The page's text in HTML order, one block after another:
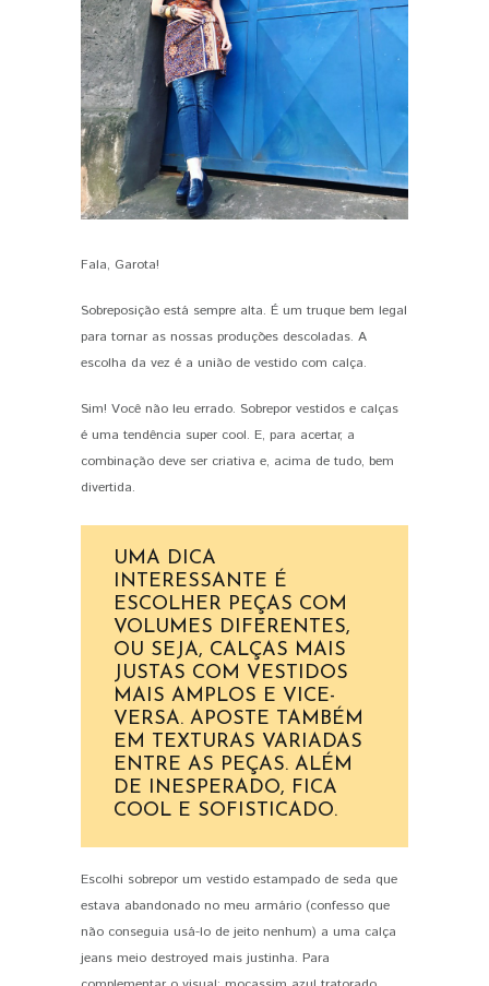
Fala, Garota!
Sobreposição está sempre alta. É um truque bem legal
para tornar as nossas produções descoladas. A
escolha da vez é a união de vestido com calça.
Sim! Você não leu errado. Sobrepor vestidos e calças
é uma tendência super cool. E, para acertar, a
combinação deve ser criativa e, acima de tudo, bem
divertida.
UMA DICA
INTERESSANTE É
ESCOLHER PEÇAS COM
VOLUMES DIFERENTES,
OU SEJA, CALÇAS MAIS
JUSTAS COM VESTIDOS
MAIS AMPLOS E VICE-
VERSA. APOSTE TAMBÉM
EM TEXTURAS VARIADAS
ENTRE AS PEÇAS. ALÉM
DE INESPERADO, FICA
COOL E SOFISTICADO.
Escolhi sobrepor um vestido estampado de seda que
estava abandonado no meu armário (confesso que
não conseguia usá-lo de jeito nenhum) a uma calça
jeans meio destroyed mais justinha. Para